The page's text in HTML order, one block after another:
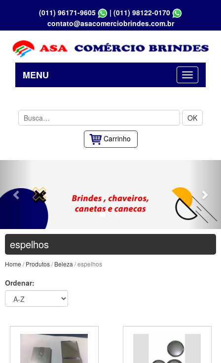
(011) 96171-9605 | (011) 98122-0170
contato@asacomerciobrindes.com.br
MENU
OK
Carrinho
espelhos
Home /Produtos/Beleza / espelhos
Ordenar: